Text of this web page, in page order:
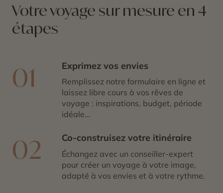
Votre voyage sur mesure en 4
étapes
01 Exprimez vos envies
Remplissez notre formulaire en ligne et
laissez libre cours à vos rêves de
voyage : inspirations, budget, période
idéale…
02 Co-construisez votre itinéraire
Échangez avec un conseiller-expert
pour créer un voyage à votre image,
adapté à vos envies et à votre rythme.